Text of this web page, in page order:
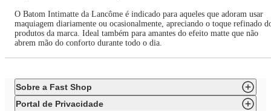
O Batom Intimatte da Lancôme é indicado para aqueles que adoram usar
maquiagem diariamente ou ocasionalmente, apreciando o toque refinado
produtos da marca. Ideal também para amantes do efeito matte que não
abrem mão do conforto durante todo o dia.
Sobre a Fast Shop
Portal de Privacidade